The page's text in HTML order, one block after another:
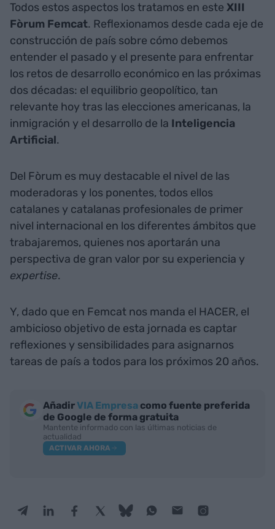
Todos estos aspectos los tratamos en este XIII
Fòrum Femcat. Reflexionamos desde cada eje de
construcción de país sobre cómo debemos
entender el pasado y el presente para enfrentar
los retos de desarrollo económico en las próximas
dos décadas: el equilibrio geopolítico, tan
relevante hoy tras las elecciones americanas, la
inmigración y el desarrollo de la Inteligencia
Artificial.
Del Fòrum es muy destacable el nivel de las
moderadoras y los ponentes, todos ellos
catalanes y catalanas profesionales de primer
nivel internacional en los diferentes ámbitos que
trabajaremos, quienes nos aportarán una
perspectiva de gran valor por su experiencia y
expertise.
Y, dado que en Femcat nos manda el HACER, el
ambicioso objetivo de esta jornada es captar
reflexiones y sensibilidades para asignarnos
tareas de país a todos para los próximos 20 años.
AñadirVIA Empresa como fuente preferida
de Google de forma gratuita
Mantente informado con las últimas noticias de
actualidad
ACTIVAR AHORA